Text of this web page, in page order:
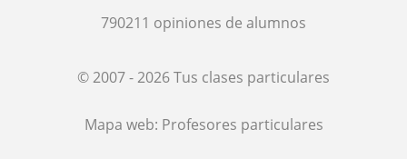
790211 opiniones de alumnos
© 2007 - 2026 Tus clases particulares
Mapa web: Profesores particulares